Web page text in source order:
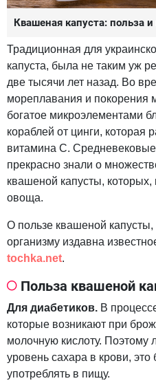
Квашеная капуста: польза и
Традиционная для
капуста, была не таким уж
две тысячи лет назад. Во
мореплавания и покорения
богатое микроэлементами
кораблей от цинги, которая
витамина С. Средневековые
прекрасно знали о
квашеной капусты, которых,
овоща.
О пользе квашеной
организму издавна
tochka.net.
Польза квашеной
Для диабетиков. В
которые возникают при
молочную кислоту.
уровень сахара в крови,
употреблять в пищу.